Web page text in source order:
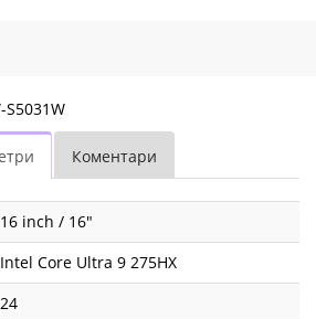
S5031W
Коментари
16 inch / 16"
Intel Core Ultra 9 275HX
24